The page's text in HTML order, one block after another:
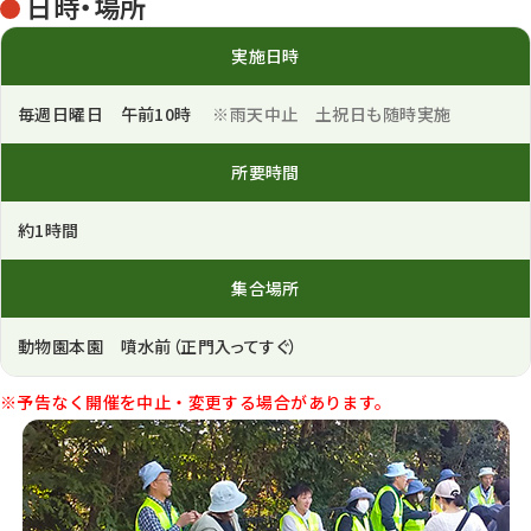
実施日時
毎週日曜日 午前10時 ※雨天中止 土祝日も随時実施
所要時間
約1時間
集合場所
動物園本園 噴水前（正門入ってすぐ）
※予告なく開催を中止・変更する場合があります。